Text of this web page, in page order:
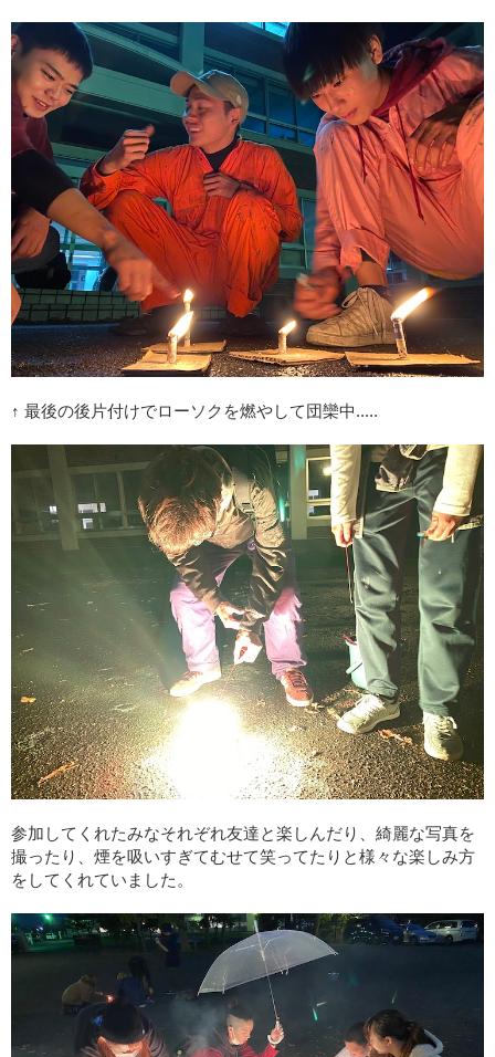
↑ 最後の後片付けでローソクを燃やして団欒中.....
参加してくれたみなそれぞれ友達と楽しんだり、綺麗な写真を
撮ったり、煙を吸いすぎてむせて笑ってたりと様々な楽しみ方
をしてくれていました。